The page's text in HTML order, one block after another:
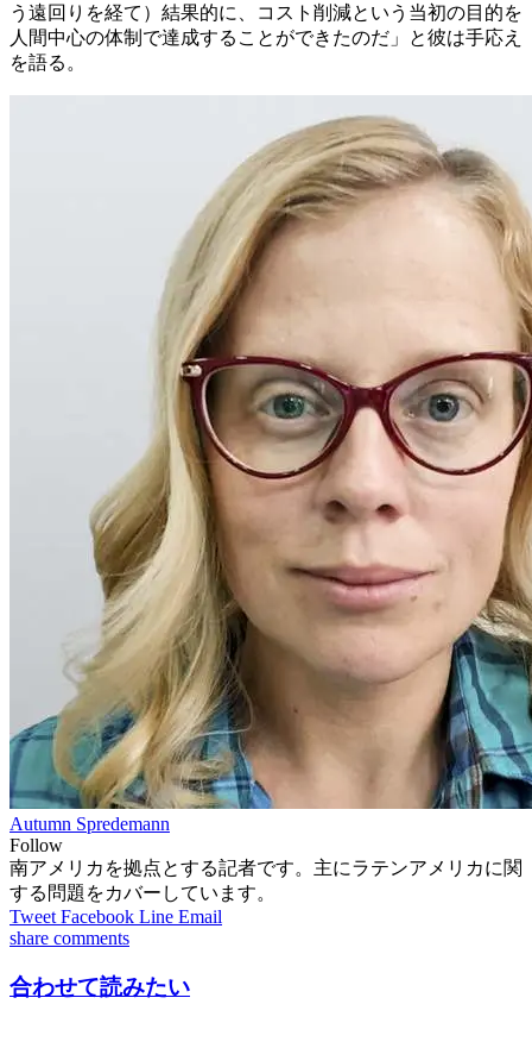
う遠回りを経て）結果的に、コスト削減という当初の目的を
人間中心の体制で達成することができたのだ」と彼は手応え
を語る。
Autumn Spredemann
Follow
南アメリカを拠点とする記者です。主にラテンアメリカに関
する問題をカバーしています。
Tweet Facebook Line Email
share comments
合わせて読みたい